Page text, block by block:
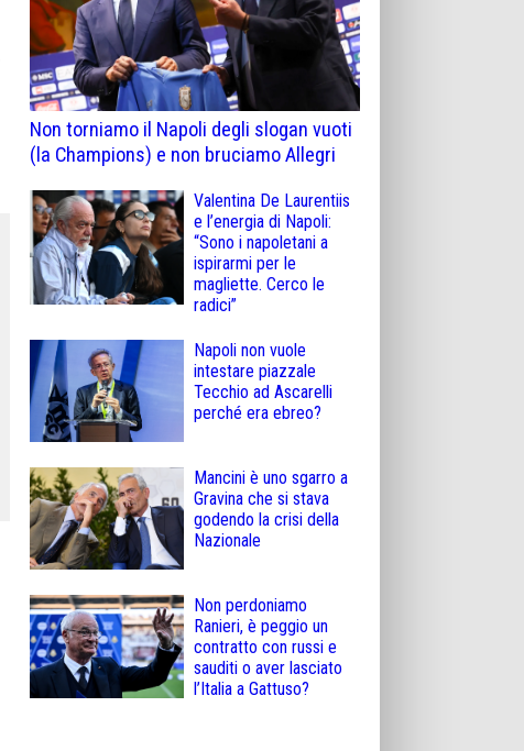
Non torniamo il Napoli degli slogan vuoti
(la Champions) e non bruciamo Allegri
Valentina De Laurentiis
e l’energia di Napoli:
“Sono i napoletani a
ispirarmi per le
magliette. Cerco le
radici”
Napoli non vuole
intestare piazzale
Tecchio ad Ascarelli
perché era ebreo?
Mancini è uno sgarro a
Gravina che si stava
godendo la crisi della
Nazionale
Non perdoniamo
Ranieri, è peggio un
contratto con russi e
sauditi o aver lasciato
l’Italia a Gattuso?